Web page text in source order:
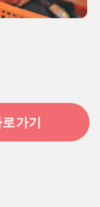
가기